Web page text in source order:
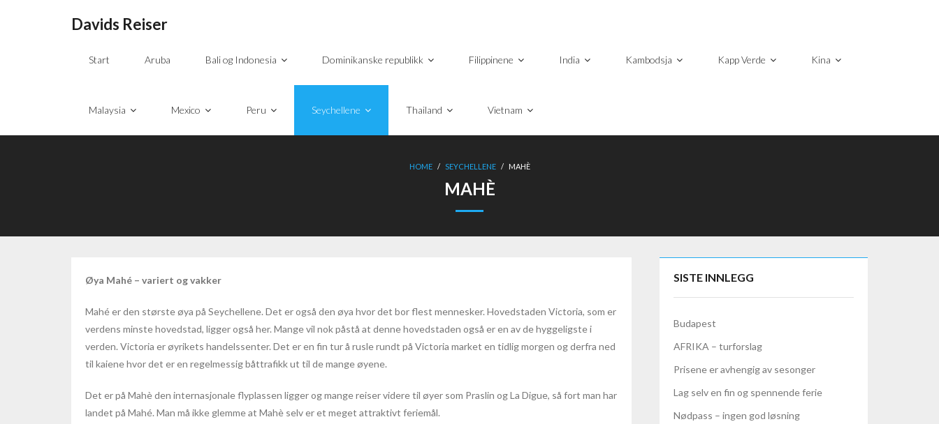
Davids Reiser
Start Aruba Bali og Indonesia Dominikanske republikk Filippinene India Kambodsja Kapp Verde Kina
Malaysia Mexico Peru Seychellene Thailand Vietnam
HOME / SEYCHELLENE / MAHÈ
MAHÈ
Øya Mahé – variert og vakker
Mahé er den største øya på Seychellene. Det er også den øya hvor det bor flest mennesker. Hovedstaden Victoria, som er
verdens minste hovedstad, ligger også her. Mange vil nok påstå at denne hovedstaden også er en av de hyggeligste i
verden. Victoria er øyrikets handelssenter. Det er en fin tur å rusle rundt på Victoria market en tidlig morgen og derfra ned
til kaiene hvor det er en regelmessig båttrafikk ut til de mange øyene.
Det er på Mahè den internasjonale flyplassen ligger og mange reiser videre til øyer som Praslin og La Digue, så fort man har
landet på Mahé. Man må ikke glemme at Mahè selv er et meget attraktivt feriemål.
SISTE INNLEGG
Budapest
AFRIKA – turforslag
Prisene er avhengig av sesonger
Lag selv en fin og spennende ferie
Nødpass – ingen god løsning